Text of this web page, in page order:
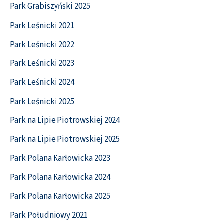
Park Grabiszyński 2025
Park Leśnicki 2021
Park Leśnicki 2022
Park Leśnicki 2023
Park Leśnicki 2024
Park Leśnicki 2025
Park na Lipie Piotrowskiej 2024
Park na Lipie Piotrowskiej 2025
Park Polana Karłowicka 2023
Park Polana Karłowicka 2024
Park Polana Karłowicka 2025
Park Południowy 2021